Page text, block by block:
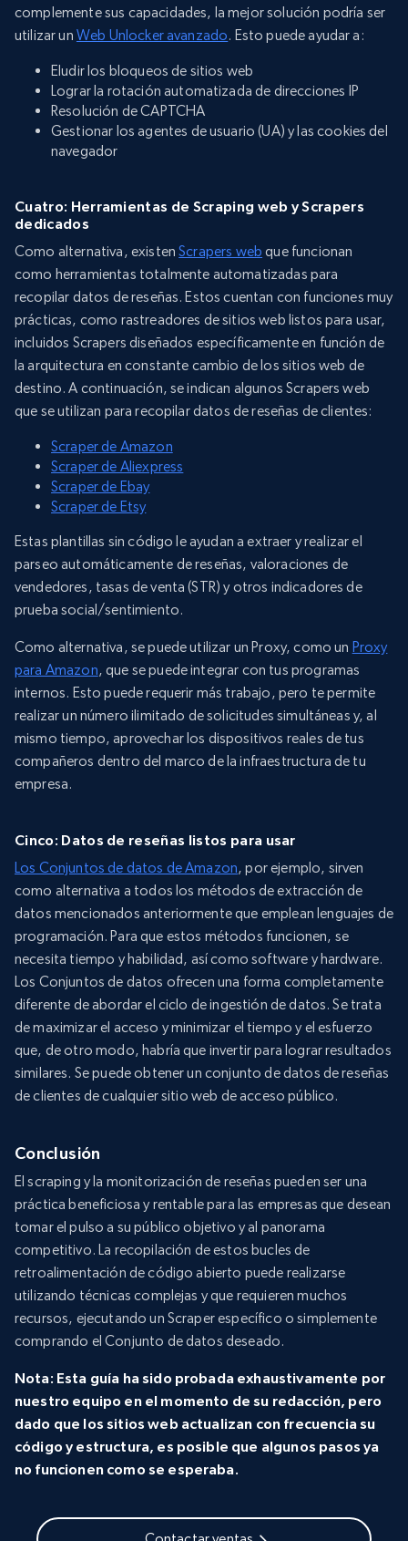
complemente sus capacidades, la mejor solución podría ser
utilizar un Web Unlocker avanzado. Esto puede ayudar a:
Eludir los bloqueos de sitios web
Lograr la rotación automatizada de direcciones IP
Resolución de CAPTCHA
Gestionar los agentes de usuario (UA) y las cookies del
navegador
Cuatro: Herramientas de Scraping web y Scrapers
dedicados
Como alternativa, existenScrapers web que funcionan
como herramientas totalmente automatizadas para
recopilar datos de reseñas. Estos cuentan con funciones muy
prácticas, como rastreadores de sitios web listos para usar,
incluidos Scrapers diseñados específicamente en función de
la arquitectura en constante cambio de los sitios web de
destino. A continuación, se indican algunos Scrapers web
que se utilizan para recopilar datos de reseñas de clientes:
Scraper de Amazon
Scraper de Aliexpress
Scraper de Ebay
Scraper de Etsy
Estas plantillas sin código le ayudan a extraer y realizar el
parseo automáticamente de reseñas, valoraciones de
vendedores, tasas de venta (STR) y otros indicadores de
prueba social/sentimiento.
Como alternativa, se puede utilizar un Proxy, como un Proxy
para Amazon, que se puede integrar con tus programas
internos. Esto puede requerir más trabajo, pero te permite
realizar un número ilimitado de solicitudes simultáneas y, al
mismo tiempo, aprovechar los dispositivos reales de tus
compañeros dentro del marco de la infraestructura de tu
empresa.
Cinco: Datos de reseñas listos para usar
Los Conjuntos de datos de Amazon, por ejemplo, sirven
como alternativa a todos los métodos de extracción de
datos mencionados anteriormente que emplean lenguajes de
programación. Para que estos métodos funcionen, se
necesita tiempo y habilidad, así como software y hardware.
Los Conjuntos de datos ofrecen una forma completamente
diferente de abordar el ciclo de ingestión de datos. Se trata
de maximizar el acceso y minimizar el tiempo y el esfuerzo
que, de otro modo, habría que invertir para lograr resultados
similares. Se puede obtener un conjunto de datos de reseñas
de clientes de cualquier sitio web de acceso público.
Conclusión
El scraping y la monitorización de reseñas pueden ser una
práctica beneficiosa y rentable para las empresas que desean
tomar el pulso a su público objetivo y al panorama
competitivo. La recopilación de estos bucles de
retroalimentación de código abierto puede realizarse
utilizando técnicas complejas y que requieren muchos
recursos, ejecutando un Scraper específico o simplemente
comprando el Conjunto de datos deseado.
Nota: Esta guía ha sido probada exhaustivamente por
nuestro equipo en el momento de su redacción, pero
dado que los sitios web actualizan con frecuencia su
código y estructura, es posible que algunos pasos ya
no funcionen como se esperaba.